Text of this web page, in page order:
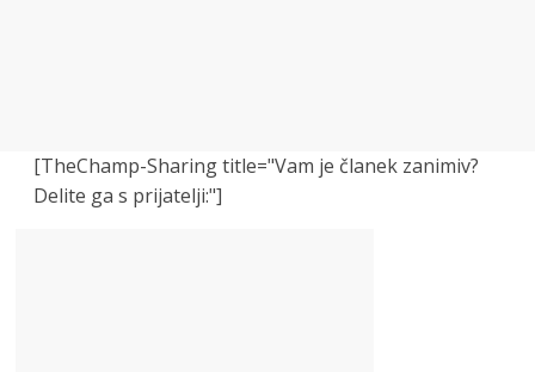
[TheChamp-Sharing title="Vam je članek zanimiv?
Delite ga s prijatelji:"]